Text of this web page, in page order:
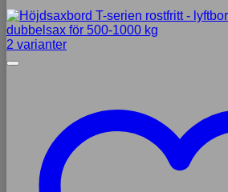
2 varianter